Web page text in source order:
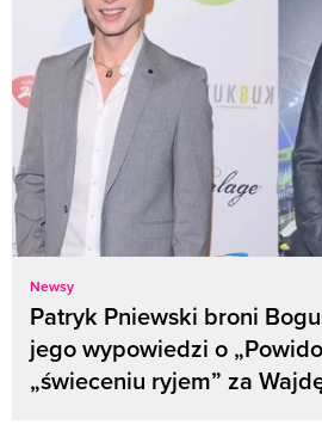
Newsy
Patryk Pniewski broni
jego wypowiedzi o
„świeceniu ryjem” za